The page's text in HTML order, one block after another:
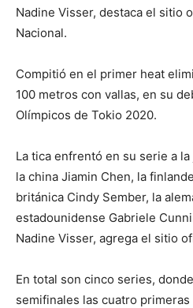
Nadine Visser, destaca el sitio
Nacional.
Compitió en el primer heat
100 metros con vallas, en su
Olímpicos de Tokio 2020.
La tica enfrentó en su serie a
la china Jiamin Chen, la
británica Cindy Sember, la
estadounidense Gabriele
Nadine Visser, agrega el sitio
En total son cinco series,
semifinales las cuatro primeras